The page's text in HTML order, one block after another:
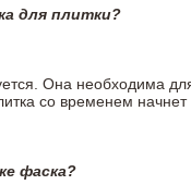
для плитки?
Она необходима
со временем
фаска?